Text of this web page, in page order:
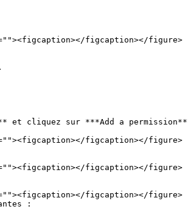
et cliquez sur ***Add a
: